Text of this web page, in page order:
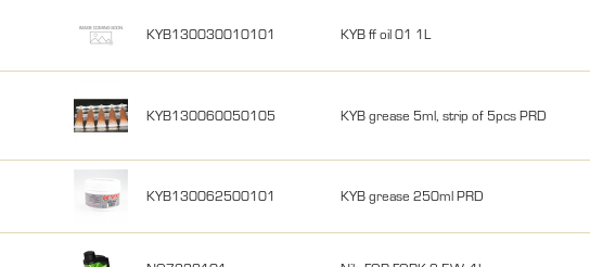
KYB130030010101 KYB ff oil 01 1L
KYB130060050105 KYB grease 5ml, strip of 5pcs PRD
KYB130062500101 KYB grease 250ml PRD